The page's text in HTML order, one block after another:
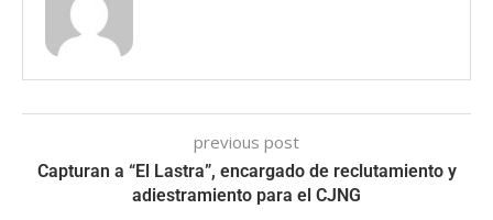
previous post
Capturan a “El Lastra”, encargado de reclutamiento y
adiestramiento para el CJNG